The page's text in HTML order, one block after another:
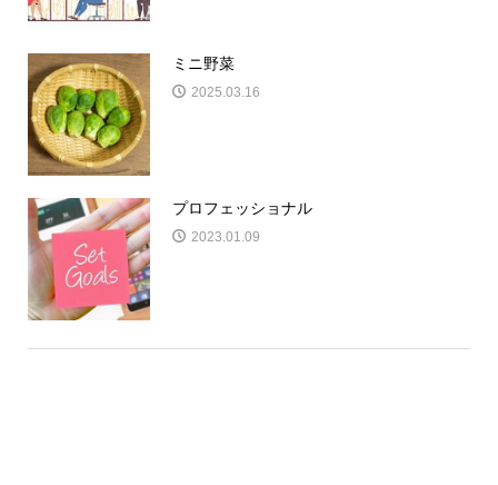
ミニ野菜
2025.03.16
プロフェッショナル
2023.01.09